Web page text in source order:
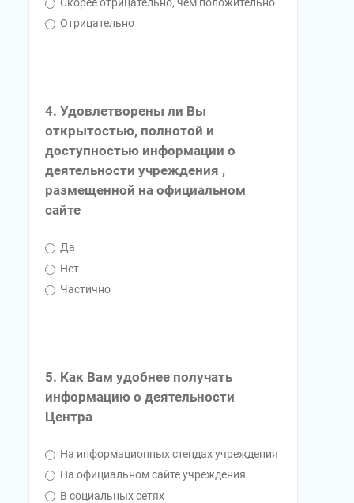
Отрицательно
4. Удовлетворены ли Вы
открытостью, полнотой и
доступностью информации о
деятельности учреждения ,
размещенной на официальном
сайте
Да
Нет
Частично
5. Как Вам удобнее получать
информацию о деятельности
Центра
На информационных стендах учреждения
На официальном сайте учреждения
В социальных сетях